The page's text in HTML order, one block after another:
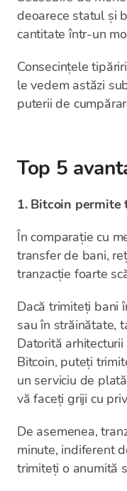
deoarece statul și
cantitate într-un
Consecințele
le vedem astăzi
puterii de
Top 5
1. Bitcoin permite
În comparație cu
transfer de bani,
tranzacție foarte
Dacă trimiteți bani
sau în străinătate,
Datorită
Bitcoin, puteți
un serviciu de
vă faceți griji cu
De asemenea,
minute, indiferent
trimiteți o anumită